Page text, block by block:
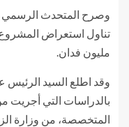
وصرح المتحدث الرسمي
تناول استعراض المشروع
مليون فدان.
وقد اطلع السيد الرئيس
بالدراسات التي أجريت
المتخصصة، من وزارة